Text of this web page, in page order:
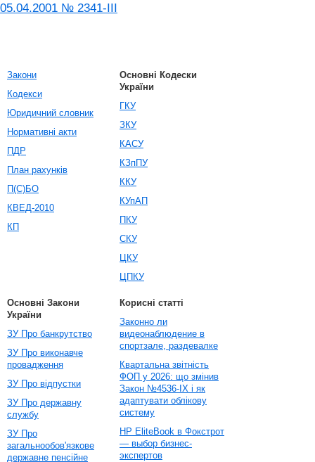
05.04.2001 № 2341-III
Закони
Кодекси
Юридичний словник
Нормативні акти
ПДР
План рахунків
П(С)БО
КВЕД-2010
КП
Основні Кодески
України
ГКУ
ЗКУ
КАСУ
КЗпПУ
ККУ
КУпАП
ПКУ
СКУ
ЦКУ
ЦПКУ
Основні Закони
України
ЗУ Про банкрутство
ЗУ Про виконавче
провадження
ЗУ Про відпустки
ЗУ Про державну
службу
ЗУ Про
загальнообов'язкове
державне пенсійне
Корисні статті
Законно ли
видеонаблюдение в
спортзале, раздевалке
Квартальна звітність
ФОП у 2026: що змінив
Закон №4536-IX і як
адаптувати облікову
систему
HP EliteBook в Фокстрот
— выбор бизнес-
экспертов